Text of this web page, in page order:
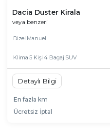
Dacia Duster Kirala
veya benzeri
Dizel Manuel
Klima 5 Kişi 4 Bagaj SUV
Detaylı Bilgi
En fazla km
Ücretsiz İptal